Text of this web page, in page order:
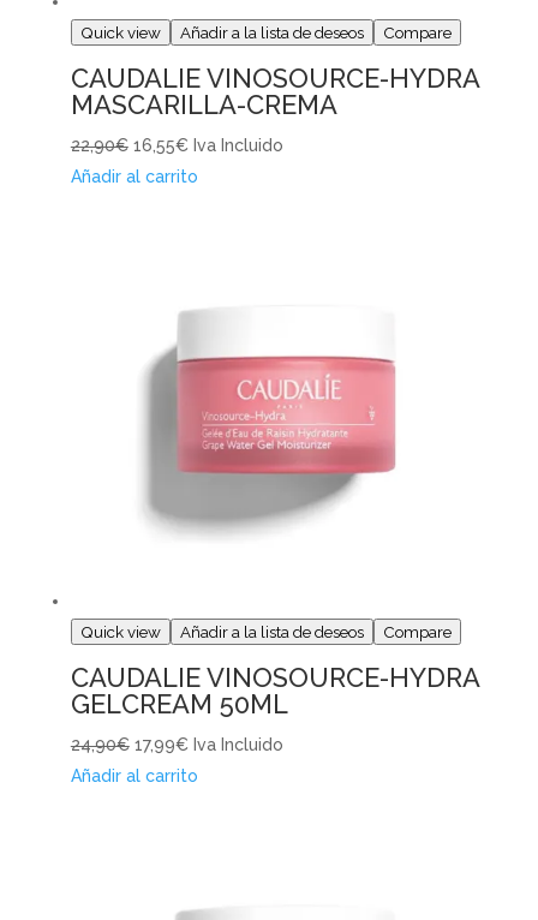
Quick view Añadir a la lista de deseos Compare
CAUDALIE VINOSOURCE-HYDRA
MASCARILLA-CREMA
22,90€ 16,55€ Iva Incluido
Añadir al carrito
Quick view Añadir a la lista de deseos Compare
CAUDALIE VINOSOURCE-HYDRA
GELCREAM 50ML
24,90€ 17,99€ Iva Incluido
Añadir al carrito